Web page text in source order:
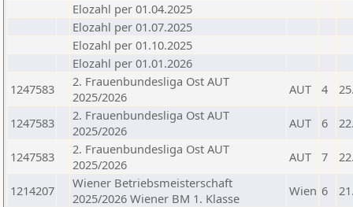
Elozahl per 01.04.2025
Elozahl per 01.07.2025
Elozahl per 01.10.2025
Elozahl per 01.01.2026
1247583
2. Frauenbundesliga Ost AUT
2025/2026
AUT 4
1247583
2. Frauenbundesliga Ost AUT
2025/2026
AUT 6
1247583
2. Frauenbundesliga Ost AUT
2025/2026
AUT 7
1214207
Wiener Betriebsmeisterschaft
2025/2026 Wiener BM 1. Klasse
Wien 6